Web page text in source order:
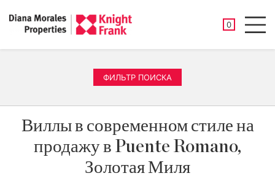
0
ФИЛЬТР ПОИСКА
Виллы в современном стиле на
продажу в Puente Romano,
Золотая Миля